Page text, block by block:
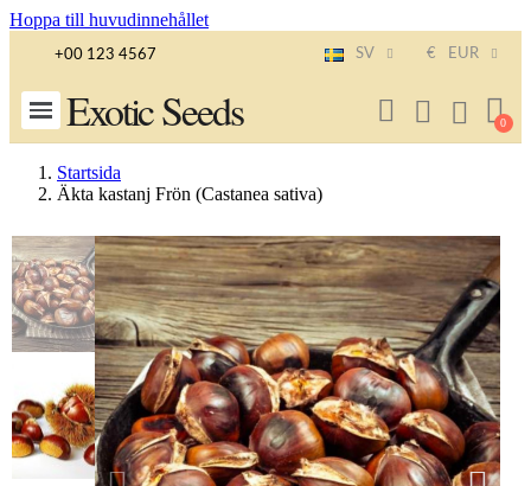
Hoppa till huvudinnehållet
+00 123 4567 SV € EUR
Exotic Seeds
Startsida
Äkta kastanj Frön (Castanea sativa)